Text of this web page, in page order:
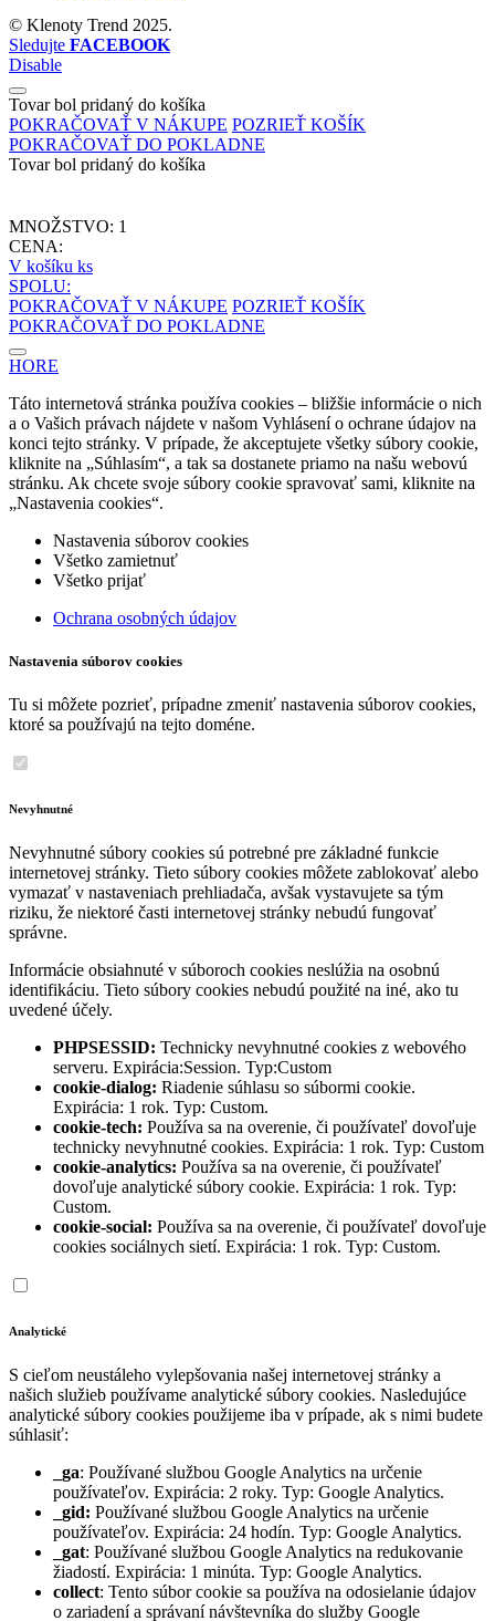
© Klenoty Trend 2025.
Sledujte FACEBOOK
Disable
Tovar bol pridaný do košíka
POKRAČOVAŤ V NÁKUPE POZRIEŤ KOŠÍK
POKRAČOVAŤ DO POKLADNE
Tovar bol pridaný do košíka
MNOŽSTVO: 1
CENA:
V košíku ks
SPOLU:
POKRAČOVAŤ V NÁKUPE POZRIEŤ KOŠÍK
POKRAČOVAŤ DO POKLADNE
HORE
Táto internetová stránka používa cookies – bližšie informácie o nich
a o Vašich právach nájdete v našom Vyhlásení o ochrane údajov na
konci tejto stránky. V prípade, že akceptujete všetky súbory cookie,
kliknite na „Súhlasím“, a tak sa dostanete priamo na našu webovú
stránku. Ak chcete svoje súbory cookie spravovať sami, kliknite na
„Nastavenia cookies“.
Nastavenia súborov cookies
Všetko zamietnuť
Všetko prijať
Ochrana osobných údajov
Nastavenia súborov cookies
Tu si môžete pozrieť, prípadne zmeniť nastavenia súborov cookies,
ktoré sa používajú na tejto doméne.
Nevyhnutné
Nevyhnutné súbory cookies sú potrebné pre základné funkcie
internetovej stránky. Tieto súbory cookies môžete zablokovať alebo
vymazať v nastaveniach prehliadača, avšak vystavujete sa tým
riziku, že niektoré časti internetovej stránky nebudú fungovať
správne.
Informácie obsiahnuté v súboroch cookies neslúžia na osobnú
identifikáciu. Tieto súbory cookies nebudú použité na iné, ako tu
uvedené účely.
PHPSESSID: Technicky nevyhnutné cookies z webového
serveru. Expirácia:Session. Typ:Custom
cookie-dialog: Riadenie súhlasu so súbormi cookie.
Expirácia: 1 rok. Typ: Custom.
cookie-tech: Používa sa na overenie, či používateľ dovoľuje
technicky nevyhnutné cookies. Expirácia: 1 rok. Typ: Custom
cookie-analytics: Používa sa na overenie, či používateľ
dovoľuje analytické súbory cookie. Expirácia: 1 rok. Typ:
Custom.
cookie-social: Používa sa na overenie, či používateľ dovoľuje
cookies sociálnych sietí. Expirácia: 1 rok. Typ: Custom.
Analytické
S cieľom neustáleho vylepšovania našej internetovej stránky a
našich služieb používame analytické súbory cookies. Nasledujúce
analytické súbory cookies použijeme iba v prípade, ak s nimi budete
súhlasiť:
_ga: Používané službou Google Analytics na určenie
používateľov. Expirácia: 2 roky. Typ: Google Analytics.
_gid: Používané službou Google Analytics na určenie
používateľov. Expirácia: 24 hodín. Typ: Google Analytics.
_gat: Používané službou Google Analytics na redukovanie
žiadostí. Expirácia: 1 minúta. Typ: Google Analytics.
collect: Tento súbor cookie sa používa na odosielanie údajov
o zariadení a správaní návštevníka do služby Google